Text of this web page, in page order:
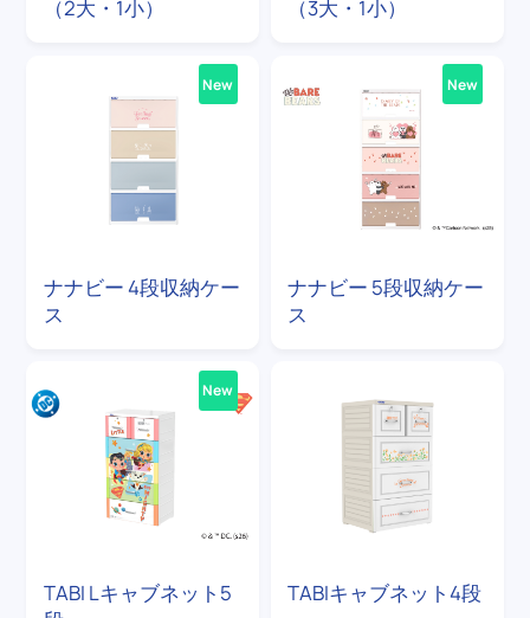
（2大・1小） （3大・1小）
ナナビー 4段収納ケー
ス
New
ナナビー 5段収納ケー
ス
New
TABI Lキャブネット5
New
TABIキャブネット4段